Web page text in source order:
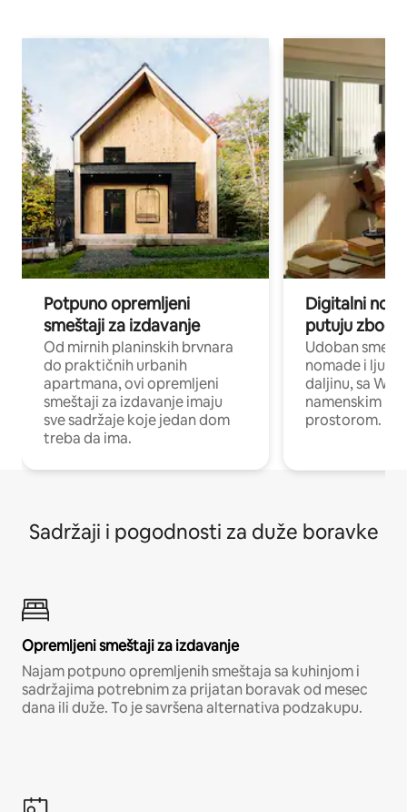
Potpuno opremljeni
smeštaji za izdavanje
Od mirnih planinskih brvnara
do praktičnih urbanih
apartmana, ovi opremljeni
smeštaji za izdavanje imaju
sve sadržaje koje jedan dom
treba da ima.
Digitalni
putuju zbog
Udoban
nomade i ljude
daljinu, sa Wi-
namenskim
prostorom.
Sadržaji i pogodnosti za duže boravke
Opremljeni smeštaji za izdavanje
Najam potpuno opremljenih smeštaja sa kuhinjom i
sadržajima potrebnim za prijatan boravak od mesec
dana ili duže. To je savršena alternativa podzakupu.